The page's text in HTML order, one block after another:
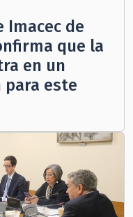
Imacec de
que la
en un
para este